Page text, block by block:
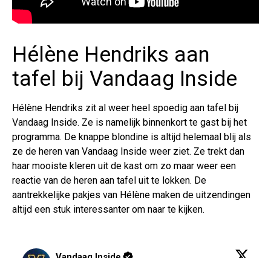
Hélène Hendriks aan
tafel bij Vandaag Inside
Hélène Hendriks zit al weer heel spoedig aan tafel bij
Vandaag Inside. Ze is namelijk binnenkort te gast bij het
programma. De knappe blondine is altijd helemaal blij als
ze de heren van Vandaag Inside weer ziet. Ze trekt dan
haar mooiste kleren uit de kast om zo maar weer een
reactie van de heren aan tafel uit te lokken. De
aantrekkelijke pakjes van Hélène maken de uitzendingen
altijd een stuk interessanter om naar te kijken.